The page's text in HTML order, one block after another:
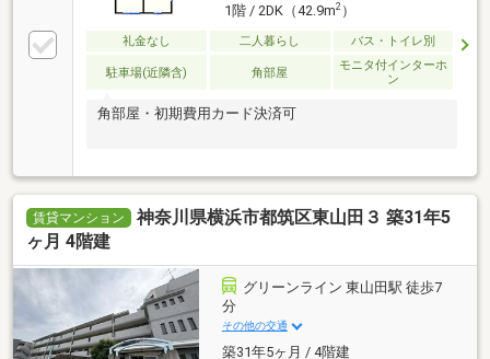
1階 / 2DK（42.9m2）
礼金なし 二人暮らし バス・トイレ別
駐車場(近隣含) 角部屋
モニタ付インターホ
ン
角部屋・初期費用カード決済可
賃貸マンション
神奈川県横浜市都筑区東山田３ 築31年5
ヶ月 4階建
グリーンライン 東山田駅 徒歩7
分
その他の交通
築31年5ヶ月 / 4階建